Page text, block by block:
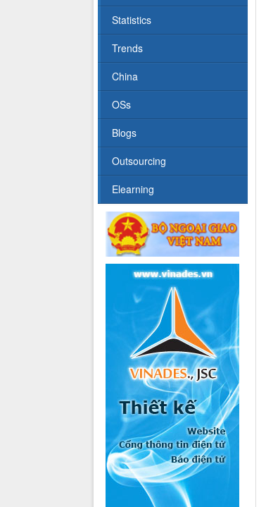
Statistics
Trends
China
OSs
Blogs
Outsourcing
Elearning